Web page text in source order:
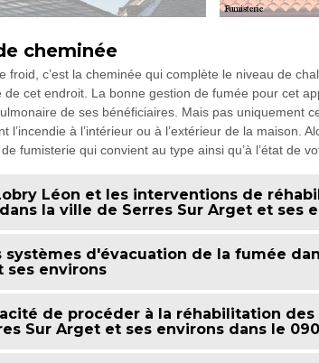
cheminée
froid, c’est la cheminée qui complète le niveau de
de cet endroit. La bonne gestion de fumée pour cet
de ses bénéficiaires. Mais pas uniquement
l’incendie à l’intérieur ou à l’extérieur de la maison.
fumisterie qui convient au type ainsi qu’à l’état de
Léon et les interventions de
la ville de Serres Sur Arget et ses
systèmes d'évacuation de la fumée
ses environs
de procéder à la réhabilitation
Sur Arget et ses environs dans le